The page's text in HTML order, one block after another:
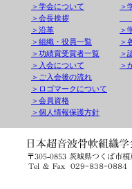
＞学会について
＞会長挨拶
＞沿革
＞組織・役員一覧
＞功績賞受賞者一覧
＞入会について
＞ご入会後の流れ
＞ロゴマークについて
＞会員資格
＞個人情報保護方針
＞
＞
＞
＞
＞